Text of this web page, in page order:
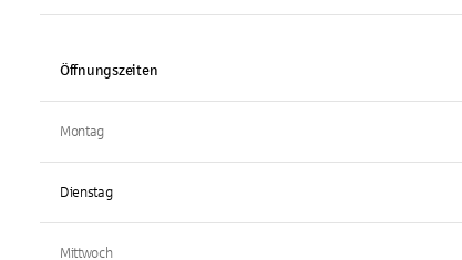
Öffnungszeiten
Montag
Dienstag
Mittwoch